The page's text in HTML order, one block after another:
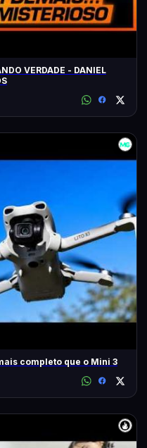
VERDADE - DANIEL
completo que o Mini 3